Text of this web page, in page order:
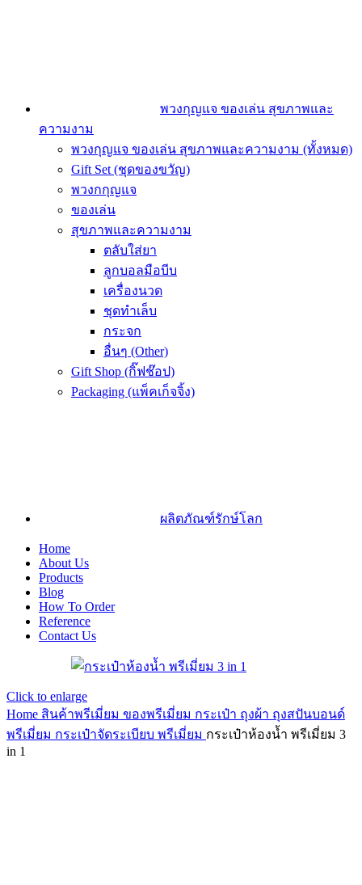
พวงกุญแจ ของเล่น สุขภาพและ
ความงาม
พวงกุญแจ ของเล่น สุขภาพและความงาม (ทั้งหมด)
Gift Set (ชุดของขวัญ)
พวงกกุญแจ
ของเล่น
สุขภาพและความงาม
ตลับใส่ยา
ลูกบอลมือบีบ
เครื่องนวด
ชุดทำเล็บ
กระจก
อื่นๆ (Other)
Gift Shop (กิ๊ฟช๊อป)
Packaging (แพ็คเก็จจิ้ง)
ผลิตภัณฑ์รักษ์โลก
Home
About Us
Products
Blog
How To Order
Reference
Contact Us
Click to enlarge
Home สินค้าพรีเมี่ยม ของพรีเมี่ยม กระเป๋า ถุงผ้า ถุงสปันบอนด์
พรีเมี่ยม กระเป๋าจัดระเบียบ พรีเมี่ยม กระเป๋าห้องน้ำ พรีเมี่ยม 3
in 1